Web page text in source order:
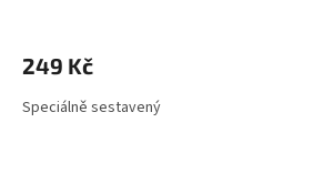
249 Kč
Speciálně sestavený